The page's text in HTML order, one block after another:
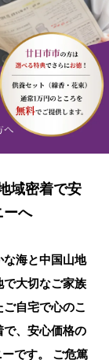
域密着で安
ーへ
な海と中国山地
で大切なご家族
自宅で心のこ
で、安心価格の
です。 ご危篤